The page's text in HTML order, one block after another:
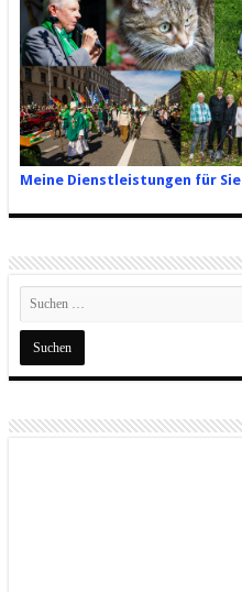
Meine Dienstleistungen für Sie